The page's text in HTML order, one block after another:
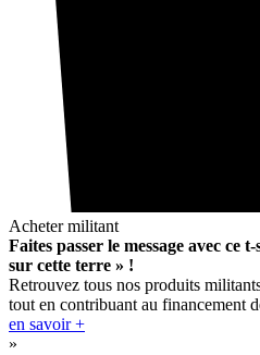
Acheter militant
Faites passer le message avec ce
sur cette terre » !
Retrouvez tous nos produits
tout en contribuant au financement
en savoir +
»